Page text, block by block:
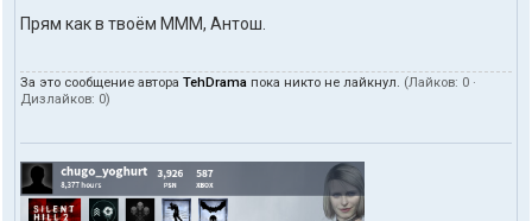
Прям как в твоём МММ, Антош.
За это сообщение автора TehDrama пока никто не лайкнул. (Лайков: 0 ·
Дизлайков: 0)